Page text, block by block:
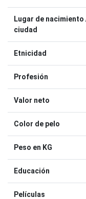
Lugar de nacimiento
ciudad
Etnicidad
Profesión
Valor neto
Color de pelo
Peso en KG
Educación
Películas